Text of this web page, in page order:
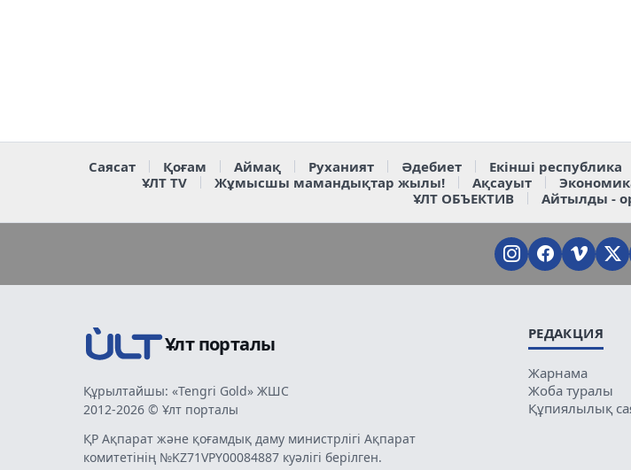
Саясат Қоғам Аймақ Руханият Әдебиет Екінші республика
ҰЛТ TV
Жұмысшы мамандықтар жылы! Ақсауыт
ҰЛТ ОБЪЕКТИВ
Айтылды -
Ұлт порталы
Құрылтайшы: «Tengri Gold» ЖШС
2012-2026 © Ұлт порталы
ҚР Ақпарат және қоғамдық даму министрлігі Ақпарат
комитетінің №KZ71VPY00084887 куәлігі берілген.
РЕДАКЦИЯ
Жарнама
Жоба туралы
Құпиялылық